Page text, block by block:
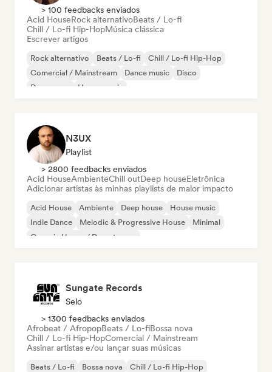
> 100 feedbacks enviados
Acid HouseRock alternativoBeats / Lo-fi
Chill / Lo-fi Hip-HopMúsica clássica
Escrever artigos
Rock alternativo Beats / Lo-fi
Chill / Lo-fi Hip-Hop
Comercial / Mainstream
Dance music
Disco
Dream pop
House music
N3UX
Playlist
> 2800 feedbacks enviados
Acid HouseAmbienteChill outDeep houseEletrônica
Adicionar artistas às minhas playlists de maior impacto
Acid House Ambiente Deep house
House music
Indie Dance
Melodic & Progressive House
Minimal
Organic House / Downtempo
Sungate Records
Selo
> 1300 feedbacks enviados
Afrobeat / AfropopBeats / Lo-fiBossa nova
Chill / Lo-fi Hip-HopComercial / Mainstream
Assinar artistas e/ou lançar suas músicas
Beats / Lo-fi Bossa nova
Chill / Lo-fi Hip-Hop